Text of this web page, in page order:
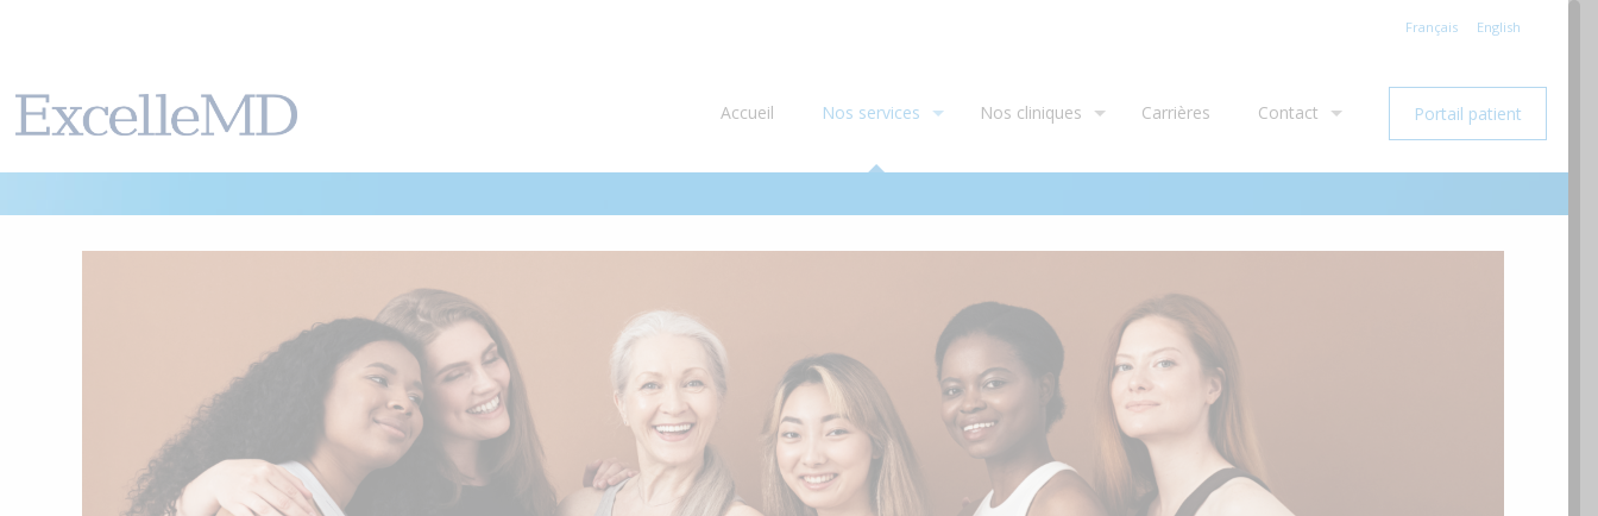
Français English
Accueil Nos services Nos cliniques Carrières Contact Portail patient